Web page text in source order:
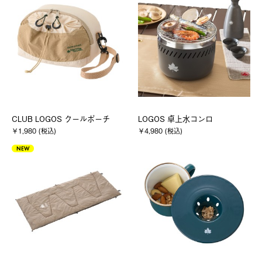
CLUB LOGOS クールポーチ
￥1,980 (税込)
LOGOS 卓上水コンロ
￥4,980 (税込)
NEW